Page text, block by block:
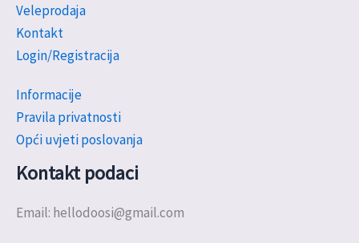
Veleprodaja
Kontakt
Login/Registracija
Informacije
Pravila privatnosti
Opći uvjeti poslovanja
Kontakt podaci
Email: hellodoosi@gmail.com